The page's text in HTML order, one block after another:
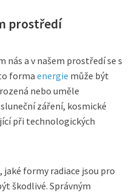
prostředí
nás a v našem prostředí se s
forma energie může být
nebo uměle
záření, kosmické
při technologických
formy radiace jsou pro
škodlivé. Správným